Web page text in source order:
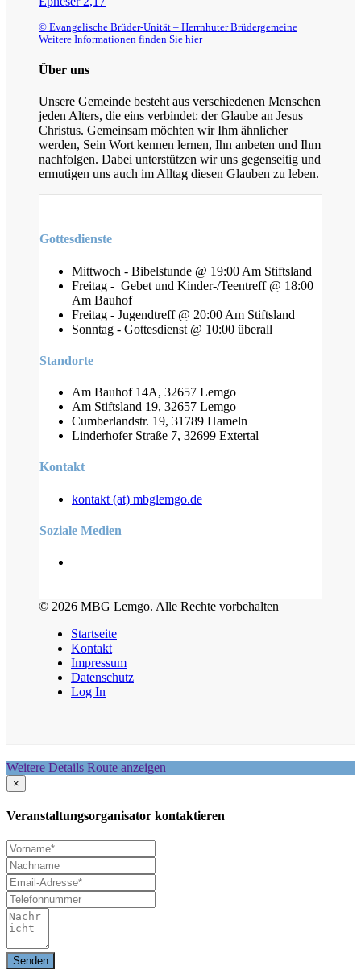
© Evangelische Brüder-Unität – Herrnhuter Brüdergemeine
Weitere Informationen finden Sie hier
Über uns
Unsere Gemeinde besteht aus verschiedenen Menschen
jeden Alters, die eins verbindet: der Glaube an Jesus
Christus. Gemeinsam möchten wir Ihm ähnlicher
werden, Sein Wort kennen lernen, Ihn anbeten und Ihm
nachfolgen. Dabei unterstützen wir uns gegenseitig und
ermutigen uns auch im Alltag diesen Glauben zu leben.
Gottesdienste
Mittwoch - Bibelstunde @ 19:00 Am Stiftsland
Freitag - Gebet und Kinder-/Teentreff @ 18:00
Am Bauhof
Freitag - Jugendtreff @ 20:00 Am Stiftsland
Sonntag - Gottesdienst @ 10:00 überall
Standorte
Am Bauhof 14A, 32657 Lemgo
Am Stiftsland 19, 32657 Lemgo
Cumberlandstr. 19, 31789 Hameln
Linderhofer Straße 7, 32699 Extertal
Kontakt
kontakt (at) mbglemgo.de
Soziale Medien
© 2026 MBG Lemgo. Alle Rechte vorbehalten
Startseite
Kontakt
Impressum
Datenschutz
Log In
Weitere Details Route anzeigen
×
Veranstaltungsorganisator kontaktieren